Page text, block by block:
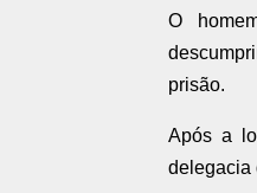
O
prisão.
Após a
delegacia